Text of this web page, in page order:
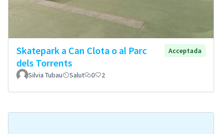
Skatepark a Can Clota o al Parc
dels Torrents
Acceptada
Silvia Tubau Salut 0 2